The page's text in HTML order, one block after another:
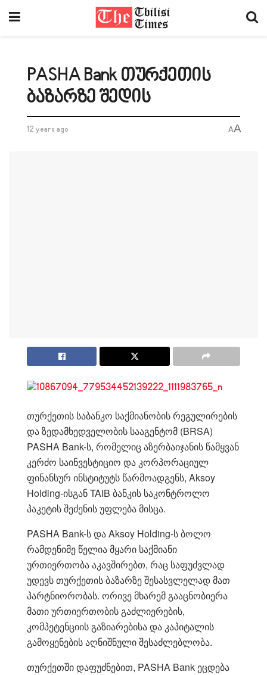
PASHA Bank თურქეთის
ბაზარზე შედის
12 years ago AA
თურქეთის საბანკო საქმიანობის რეგულირების
და ზედამხედველობის სააგენტომ (BRSA)
PASHA Bank-ს, რომელიც აზერბაიჯანის წამყვან
კერძო საინვესტიციო და კორპორაციულ
ფინანსურ ინსტიტუტს წარმოადგენს, Aksoy
Holding-ისგან TAIB ბანკის საკონტროლო
პაკეტის შეძენის უფლება მისცა.
PASHA Bank-ს და Aksoy Holding-ს ბოლო
რამდენიმე წელია მყარი საქმიანი
ურთიერთობა აკავშირებთ, რაც საფუძვლად
უდევს თურქეთის ბაზარზე შესასვლელად მათ
პარტნიორობას. ორივე მხარემ გააცნობიერა
მათი ურთიერთობის გაძლიერების,
კომპეტენციის გაზიარებისა და კაპიტალის
გამოყენების აღნიშნული შესაძლებლობა.
თურქეთში დაფუძნებით, PASHA Bank ეცდება